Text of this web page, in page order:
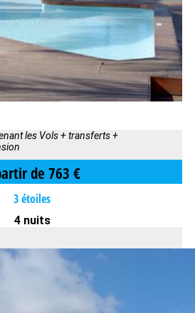
les Vols + transferts +
de 763 €
3 étoiles
4 nuits